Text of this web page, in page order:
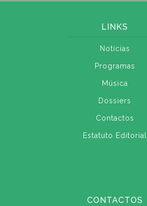
LINKS
Notícias
Programas
Música
Dossiers
Contactos
Estatuto Editorial
CONTACTOS